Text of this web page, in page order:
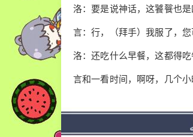
洛：要是说神话，这饕餮也
言：行，（拜手）我服了，
洛：还吃什么早餐，这都得吃
言和一看时间，啊呀，几个